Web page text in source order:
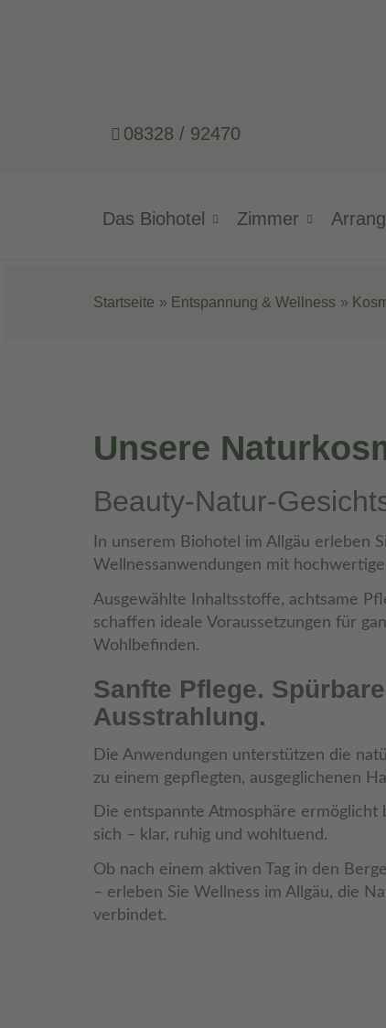
08328 / 92470
Das Biohotel Zimmer
Startseite Entspannung & Wellness
Unsere
Beauty-Natur-
In unserem Biohotel im Allgäu erleben
Wellnessanwendungen mit
Ausgewählte Inhaltsstoffe, achtsame
schaffen ideale Voraussetzungen für
Wohlbefinden.
Sanfte Pflege.
Ausstrahlung.
Die Anwendungen unterstützen die
zu einem gepflegten, ausgeglichenen
Die entspannte Atmosphäre
sich – klar, ruhig und wohltuend.
Ob nach einem aktiven Tag in den
– erleben Sie Wellness im Allgäu, die
verbindet.